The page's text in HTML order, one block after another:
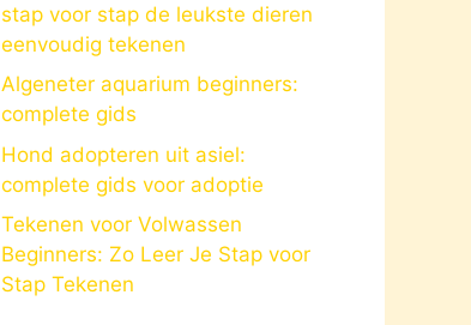
stap voor stap de leukste dieren
eenvoudig tekenen
Algeneter aquarium beginners:
complete gids
Hond adopteren uit asiel:
complete gids voor adoptie
Tekenen voor Volwassen
Beginners: Zo Leer Je Stap voor
Stap Tekenen